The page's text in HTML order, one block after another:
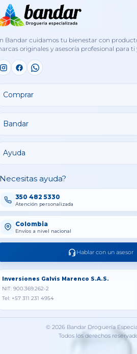
Bandar cuidamos tu bienestar con
originales y asesoría profesional para ti
Comprar
Bandar
Ayuda
ayuda?
350 482 5330
Atención personalizada
Colombia
Envíos a nivel nacional
Hablar con un asesor
Inversiones Galvis Marenco S.A.S.
NIT: 900.369.262-2
Tel: +57 311 231 4954
© 2026 Bandar Droguería
Todos los derechos